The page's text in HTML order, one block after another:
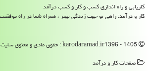
کاریابی و راه اندازی کسب و کار و کسب درآمد
کار و درآمد: راهی نو جهت زندگی بهتر ، همراه شما در راه موفقیت
صفحات كار و درآمد